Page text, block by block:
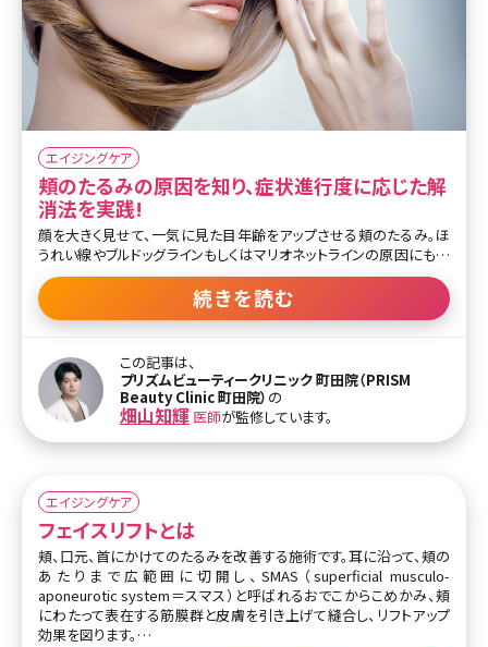
エイジングケア
頬のたるみの原因を知り、症状進行度に応じた解
消法を実践!
顔を大きく見せて、一気に見た目年齢をアップさせる頬のたるみ。ほ
うれい線やブルドッグラインもしくはマリオネットラインの原因にもな
り、頬がたるんでいるだけで、10歳以上老けて見られてしまうことも
あります。加齢による肌の衰えが大きな原因ですが、実はそれ以外に
も頬のたるみが起こる理由があります。ここでは頬がたるむ原因や改
のたるみ方は遺伝します。皆さんも、皆さんのご両親のような顔にだ
んだんなっていきます。たるみの原因は皮膚・脂肪・筋肉・骨格による
ものなど多岐にわたります。信頼できるドクターに診てもらい適切な
治療を受けましょう。 目次 1.頬のたるみって? 1-1.頬のたるみって？
1-2.頬のたるみが起こる原因 2.頬のたるみを改善する方法 2-1.頬の
たるみを改善するコスメ 2-2
続きを読む
この記事は、
プリズムビューティークリニック 町田院（PRISM
Beauty Clinic 町田院） の
畑山知輝 医師が監修しています。
エイジングケア
フェイスリフトとは
頬、口元、首にかけてのたるみを改善する施術です。耳に沿って、頬の
あたりまで広範囲に切開し、SMAS（superficial musculo-
aponeurotic system＝スマス）と呼ばれるおでこからこめかみ、頬
にわたって表在する筋膜群と皮膚を引き上げて縫合し、リフトアップ
効果を図ります。